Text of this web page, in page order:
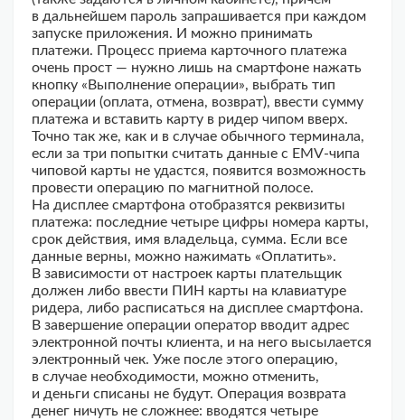
в дальнейшем пароль запрашивается при каждом
запуске приложения. И можно принимать
платежи. Процесс приема карточного платежа
очень прост — нужно лишь на смартфоне нажать
кнопку «Выполнение операции», выбрать тип
операции (оплата, отмена, возврат), ввести сумму
платежа и вставить карту в ридер чипом вверх.
Точно так же, как и в случае обычного терминала,
если за три попытки считать данные с EMV-чипа
чиповой карты не удастся, появится возможность
провести операцию по магнитной полосе.
На дисплее смартфона отобразятся реквизиты
платежа: последние четыре цифры номера карты,
срок действия, имя владельца, сумма. Если все
данные верны, можно нажимать «Оплатить».
В зависимости от настроек карты плательщик
должен либо ввести ПИН карты на клавиатуре
ридера, либо расписаться на дисплее смартфона.
В завершение операции оператор вводит адрес
электронной почты клиента, и на него высылается
электронный чек. Уже после этого операцию,
в случае необходимости, можно отменить,
и деньги списаны не будут. Операция возврата
денег ничуть не сложнее: вводятся четыре